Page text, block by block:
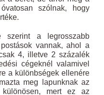
szólnak, hogy
szerint a legrosszabb
vannak, ahol a
4, illetve 2 százalék
cégeknél valamivel
a különbségek ellenére
meg lapunknak az
különösen, mert ez az